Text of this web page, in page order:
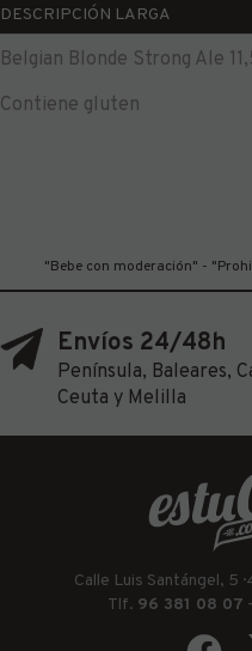
DESCRIPCIÓN LARGA
Belgian Blonde Strong Ale
Contiene gluten
"Bebe con moderación" -
Envíos 24/48h
Península, Baleares,
Ceuta y Melilla
Calle Luis Santángel, 5
Tlf. 96 381 08 07 -